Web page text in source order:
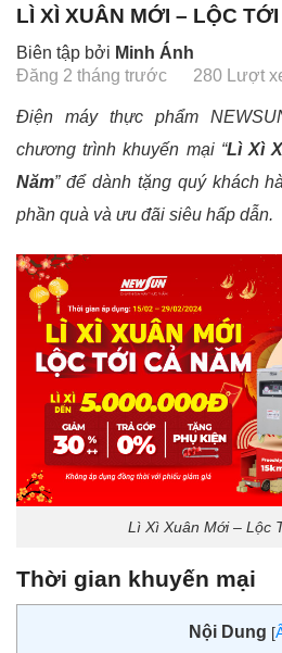
LÌ XÌ XUÂN MỚI – LỘC
Biên tập bởi Minh Ánh
Đăng 2 tháng trước
280 Lượt
Điện máy thực phẩm
chương trình khuyến mại “Lì Xì
Năm” để dành tặng quý khách
phần quà và ưu đãi siêu hấp dẫn.
Lì Xì Xuân Mới – Lộc
Thời gian khuyến mại
Nội Dung [